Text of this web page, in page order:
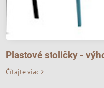
Plastové stoličky -
Čítajte viac